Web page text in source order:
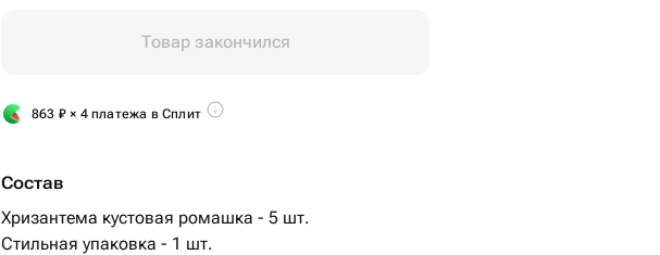
Товар закончился
863 ₽ × 4 платежа в Сплит
Состав
Хризантема кустовая ромашка - 5 шт.
Стильная упаковка - 1 шт.